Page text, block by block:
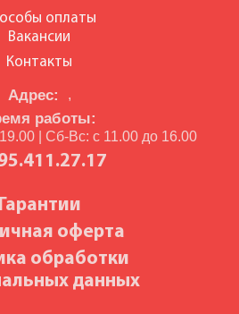
Адрес: ,
работы:
| Сб-Вс: с 11.00 до 16.00
Гарантии
оферта
обработки
данных
оплаты
Вакансии
Контакты